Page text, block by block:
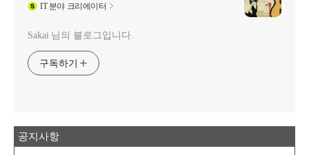
IT분야 크리에이터
Sakai 님의 블로그입니다.
구독하기
공지사항